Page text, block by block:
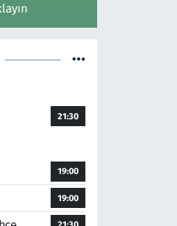
21:30
19:00
19:00